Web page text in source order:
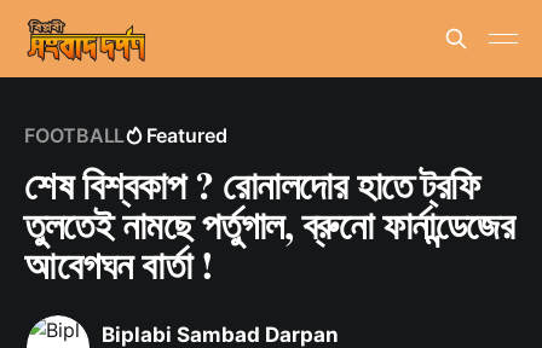
FOOTBALL Featured
শেষ বিশ্বকাপ ? রোনালদোর হাতে ট্রফি
তুলতেই নামছে পর্তুগাল, ব্রুনো ফার্নান্ডেজের
আবেগঘন বার্তা !
Biplabi Sambad Darpan